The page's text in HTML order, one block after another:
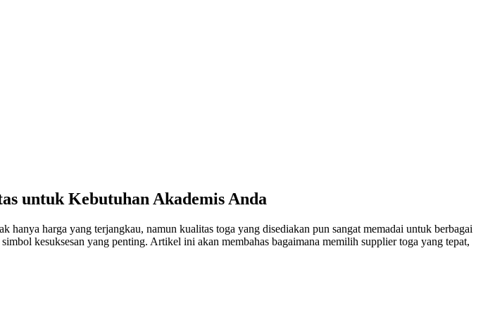
untuk Kebutuhan Akademis Anda
harga yang terjangkau, namun kualitas toga yang disediakan pun sangat memadai untuk berbagai
kesuksesan yang penting. Artikel ini akan membahas bagaimana memilih supplier toga yang tepat,